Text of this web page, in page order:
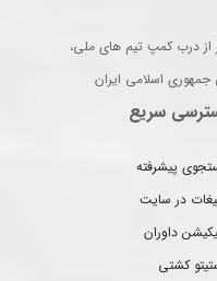
از درب کمپ تیم های ملی،
اسلامی ایران
سریع
پیشرفته
در سایت
داوران
کشتی